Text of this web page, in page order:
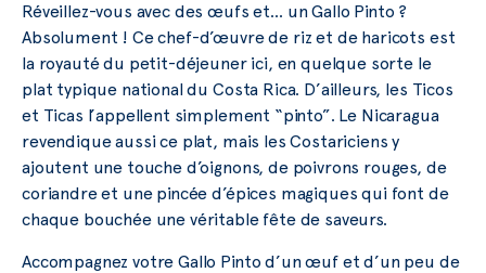
Réveillez-vous avec des œufs et… un Gallo Pinto ?
Absolument ! Ce chef-d’œuvre de riz et de haricots est
la royauté du petit-déjeuner ici, en quelque sorte le
plat typique national du Costa Rica. D’ailleurs, les Ticos
et Ticas l’appellent simplement “pinto”. Le Nicaragua
revendique aussi ce plat, mais les Costariciens y
ajoutent une touche d’oignons, de poivrons rouges, de
coriandre et une pincée d’épices magiques qui font de
chaque bouchée une véritable fête de saveurs.
Accompagnez votre Gallo Pinto d’un œuf et d’un peu de